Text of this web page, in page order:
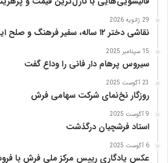
29 ژانویه 2026
نقاشی دختر ۱۲ ساله، سفیر فرهنگ و صلح ایرانی در یونسکو می‌شود
15 سپتامبر 2025
سیروس پرهام دار فانی را وداع گفت
23 آگوست 2025
روزگار نخ‌نمای شرکت سهامی فرش
9 آگوست 2025
استاد فرشچیان درگذشت
6 آگوست 2025
عکس یادگاری رییس مرکز ملی فرش با